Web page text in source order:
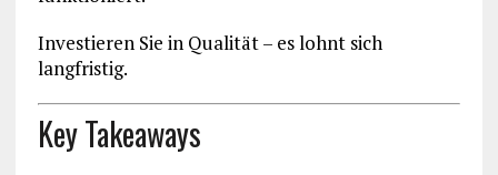
Investieren Sie in Qualität – es lohnt sich
langfristig.
Key Takeaways